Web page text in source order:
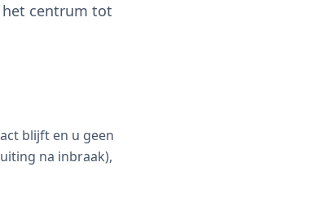
het centrum tot
blijft en u geen
na inbraak),